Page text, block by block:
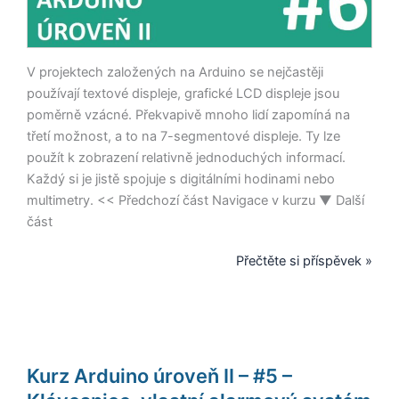
V projektech založených na Arduino se nejčastěji
používají textové displeje, grafické LCD displeje jsou
poměrně vzácné. Překvapivě mnoho lidí zapomíná na
třetí možnost, a to na 7-segmentové displeje. Ty lze
použít k zobrazení relativně jednoduchých informací.
Každý si je jistě spojuje s digitálními hodinami nebo
multimetry. << Předchozí část Navigace v kurzu ▼ Další
část
Přečtěte si příspěvek »
Kurz Arduino úroveň II – #5 –
Arduino